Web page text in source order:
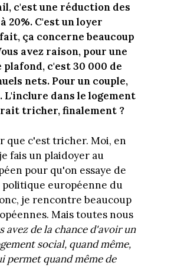
c'est une réduction des
20%. C'est un loyer
ça concerne beaucoup
avez raison, pour une
plafond, c'est 30 000 de
nets. Pour un couple,
L'inclure dans le logement
tricher, finalement ?
que c'est tricher. Moi, en
fais un plaidoyer au
pour qu'on essaye de
politique européenne du
je rencontre beaucoup
Mais toutes nous
avez de la chance d'avoir un
social, quand même,
permet quand même de